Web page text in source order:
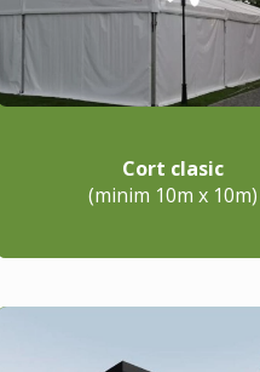
Cort clasic
(minim 10m x 10m)